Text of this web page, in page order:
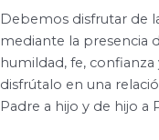
Debemos disfrutar de
mediante la presencia
humildad, fe, confianza
disfrútalo en una
Padre a hijo y de hijo a